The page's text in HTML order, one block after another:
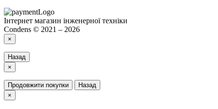
Інтернет магазин інженерної техніки
Condens © 2021 – 2026
×
Назад
×
Продовжити покупки
Назад
×